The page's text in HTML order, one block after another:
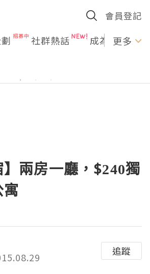
會員登記
社群熱話 成為U更多
】兩房一廳，$240獨
追蹤